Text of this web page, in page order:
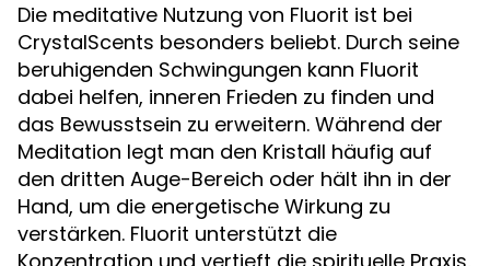
Die meditative Nutzung von Fluorit ist bei
CrystalScents besonders beliebt. Durch seine
beruhigenden Schwingungen kann Fluorit
dabei helfen, inneren Frieden zu finden und
das Bewusstsein zu erweitern. Während der
Meditation legt man den Kristall häufig auf
den dritten Auge-Bereich oder hält ihn in der
Hand, um die energetische Wirkung zu
verstärken. Fluorit unterstützt die